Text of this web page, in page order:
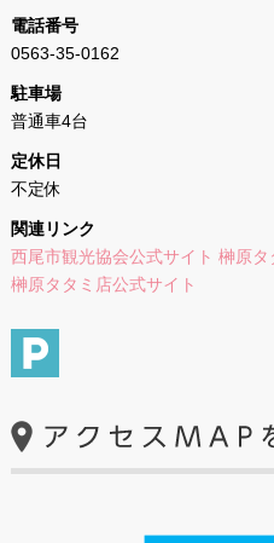
電話番号
0563-35-0162
駐車場
普通車4台
定休日
不定休
関連リンク
西尾市観光協会公式サイト 榊原
榊原タタミ店公式サイト